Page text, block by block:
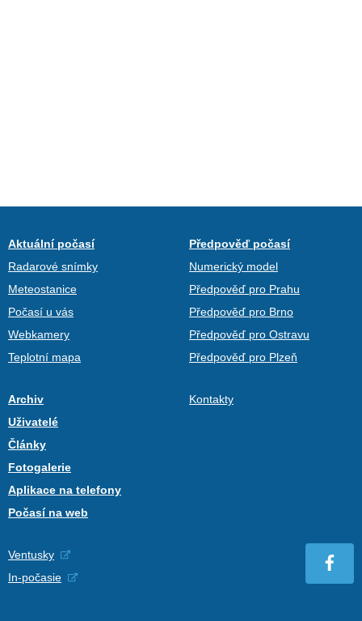
Aktuální počasí
Radarové snímky
Meteostanice
Počasí u vás
Webkamery
Teplotní mapa
Předpověď počasí
Numerický model
Předpověď pro Prahu
Předpověď pro Brno
Předpověď pro Ostravu
Předpověď pro Plzeň
Archiv
Uživatelé
Články
Fotogalerie
Aplikace na telefony
Počasí na web
Kontakty
Ventusky
In-počasie